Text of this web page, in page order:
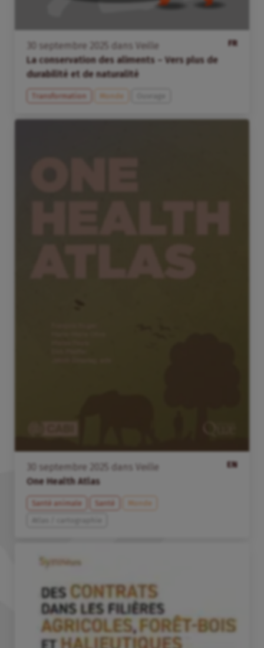
FR
septembre dans
Veille
La conservation des aliments – Vers plus de
durabilité et de naturalité
Transformation Monde
EN
septembre dans
Veille
One Health Atlas
Santé animale Santé
Monde